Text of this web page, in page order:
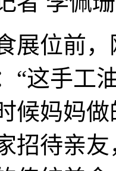
位前，
“这手工
候妈妈
招待亲